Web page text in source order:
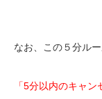
なお、この５分ルー
「5分以内のキャ